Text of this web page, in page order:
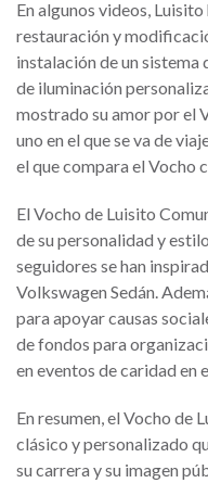
En algunos videos,
restauración y
instalación de un sistema
de iluminación
mostrado su amor por el
uno en el que se va de
el que compara el Vocho
El Vocho de Luisito
de su personalidad y
seguidores se han
Volkswagen Sedán.
para apoyar causas
de fondos para
en eventos de caridad en
En resumen, el Vocho de
clásico y personalizado
su carrera y su imagen